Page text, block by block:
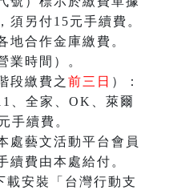
須另付15元手續費。
地合作金庫繳費。
業時間）。
段繳費之 前三日 ）：
、全家、OK、萊爾
手續費。
處藝文活動平台會員
續費由本處給付。
載安裝「台灣行動支